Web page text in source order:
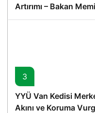
Artırımı – Bakan
3
YYÜ Van Kedisi
Akını ve Koruma